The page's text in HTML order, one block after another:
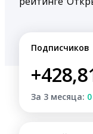
Подписчиков
За 3 месяца: 0